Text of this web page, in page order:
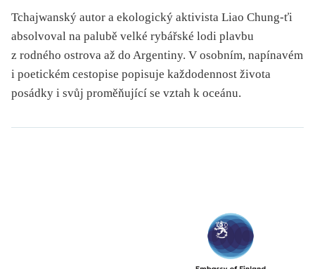
Tchajwanský autor a ekologický aktivista Liao Chung-ťi
absolvoval na palubě velké rybářské lodi plavbu
z rodného ostrova až do Argentiny. V osobním, napínavém
i poetickém cestopise popisuje každodennost života
posádky i svůj proměňující se vztah k oceánu.